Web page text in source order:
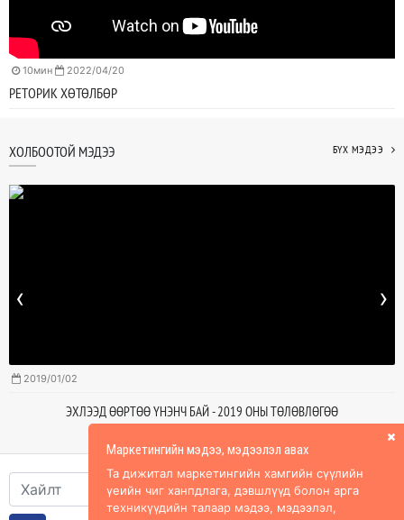
10мин 2022/04/20
РЕТОРИК ХӨТӨЛБӨР
ХОЛБООТОЙ МЭДЭЭ БҮХ МЭДЭЭ
2019/01/02
ЭХЛЭЭД ӨӨРТӨӨ ҮНЭНЧ БАЙ - 2019 ОНЫ ТӨЛӨВЛӨГӨӨ
‹ ›
Маркетингийн мэдээ, мэдээлэл авах
Та дижитал маркетингийн хамгийн сүүлийн
үеийн чиг ханпдлага, дэвшлүүд болон арга
техникүүдийн талаар мэдээ, мэдээлэл,